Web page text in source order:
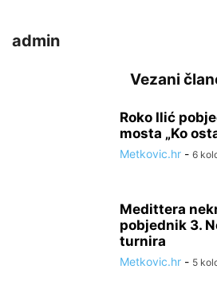
admin
Vezani
Roko Ilić
mosta „Ko
Metkovic.hr - 6
Medittera
pobjednik 3.
turnira
Metkovic.hr - 5